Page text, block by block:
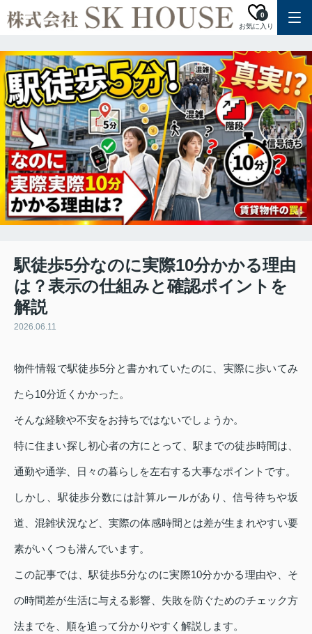
お気に入り
0
駅徒歩5分なのに実際10分かかる理由
は？表示の仕組みと確認ポイントを
解説
2026.06.11
物件情報で駅徒歩5分と書かれていたのに、実際に歩いてみ
たら10分近くかかった。
そんな経験や不安をお持ちではないでしょうか。
特に住まい探し初心者の方にとって、駅までの徒歩時間は、
通勤や通学、日々の暮らしを左右する大事なポイントです。
しかし、駅徒歩分数には計算ルールがあり、信号待ちや坂
道、混雑状況など、実際の体感時間とは差が生まれやすい要
素がいくつも潜んでいます。
この記事では、駅徒歩5分なのに実際10分かかる理由や、そ
の時間差が生活に与える影響、失敗を防ぐためのチェック方
法までを、順を追って分かりやすく解説します。